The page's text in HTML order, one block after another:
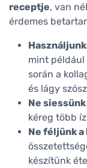
receptje, van
érdemes
mint például
során a
és lágy
Ne
kéreg több
Ne féljünk
készítünk